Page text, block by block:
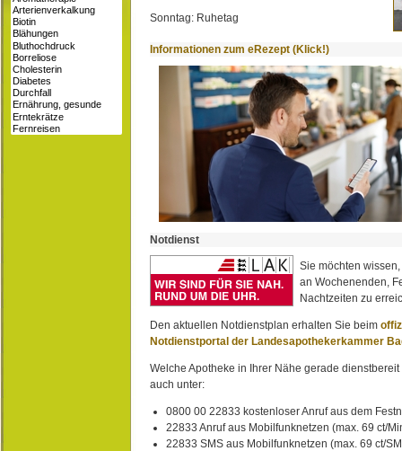
Sonntag: Ruhetag
Informationen zum eRezept (Klick!)
Notdienst
Sie möchten
an Wochenenden,
Nachtzeiten zu
Den aktuellen Notdienstplan erhalten Sie beim
Notdienstportal der Landesapothekerkammer
Welche Apotheke in Ihrer Nähe gerade
auch unter:
0800 00 22833 kostenloser Anruf aus dem
22833 Anruf aus Mobilfunknetzen (max. 69 ct/
22833 SMS aus Mobilfunknetzen (max. 69 ct/